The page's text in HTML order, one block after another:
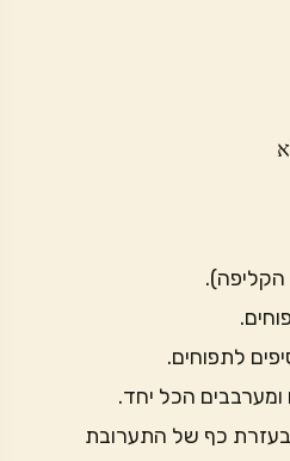
הכל יחד.
בעזרת כף של התערובת